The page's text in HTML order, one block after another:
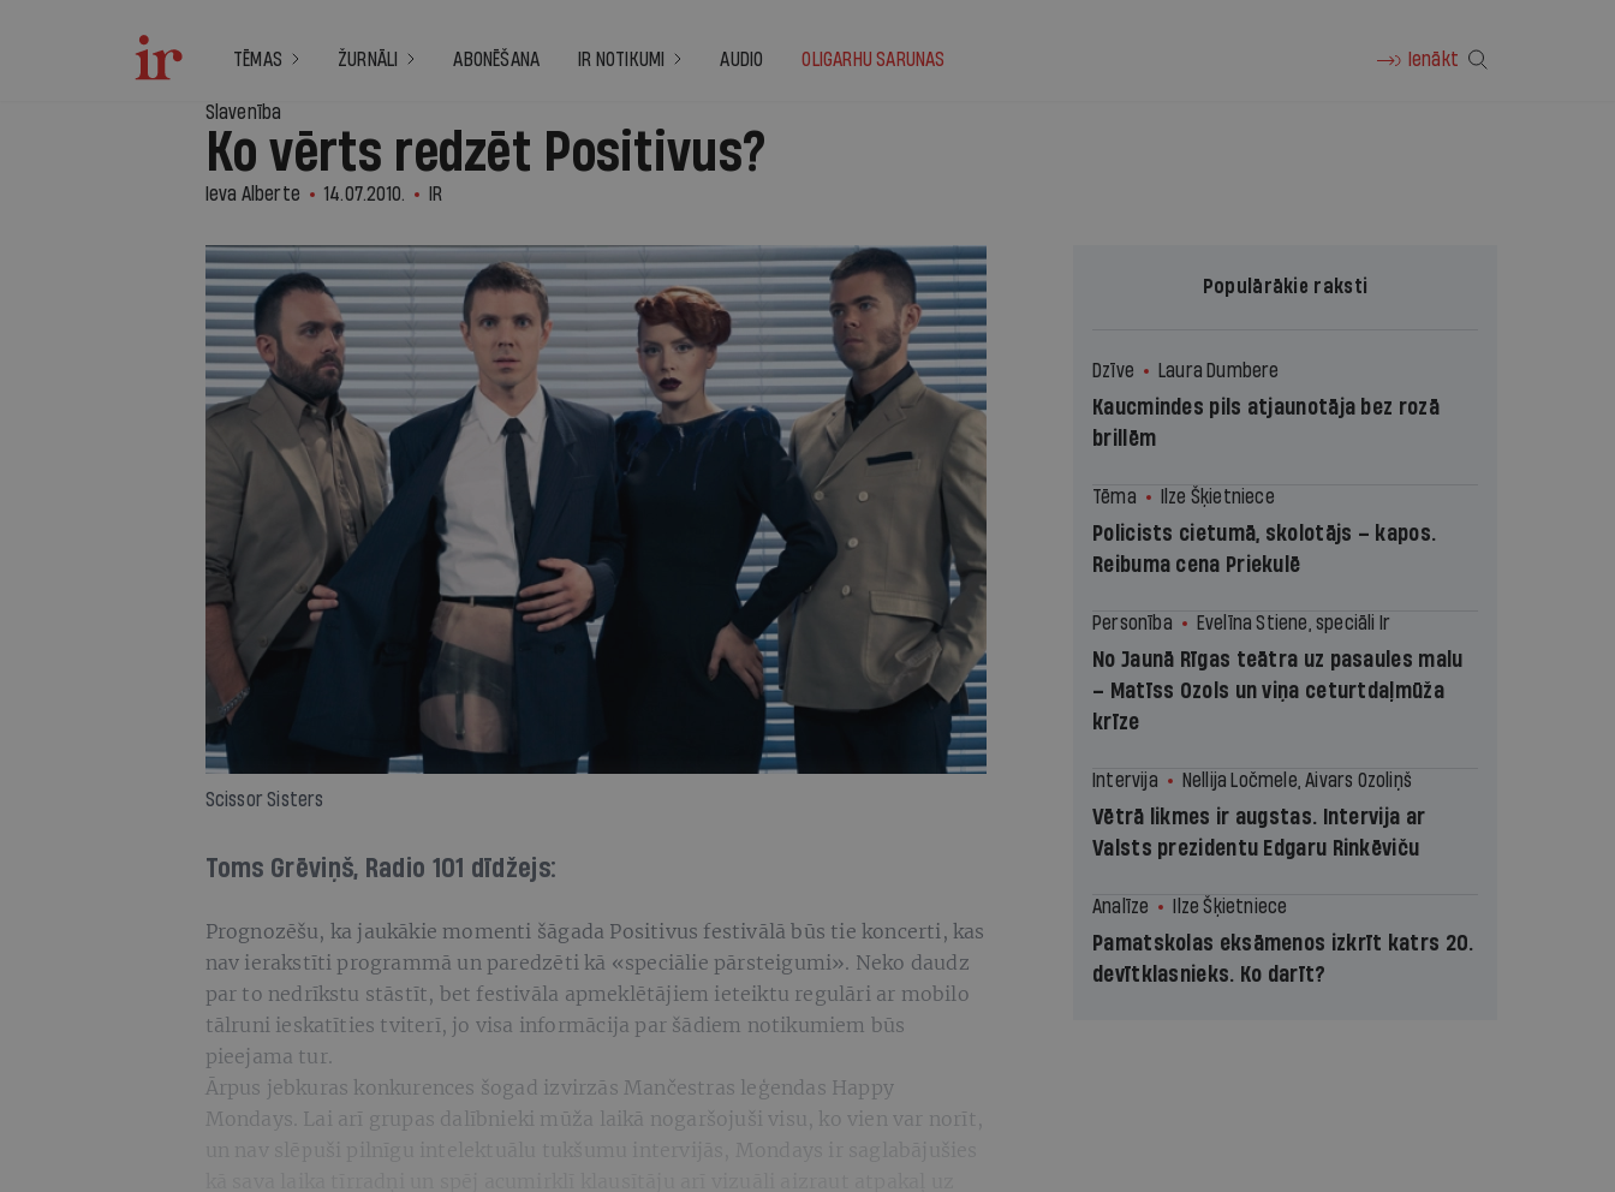
TĒMAS ŽURNĀLI ABONĒŠANA IR NOTIKUMI AUDIO OLIGARHU SARUNAS Ienākt
Slavenība
Ko vērts redzēt Positivus?
Ieva Alberte 14.07.2010. IR
Scissor Sisters
Toms Grēviņš, Radio 101 dīdžejs:
Prognozēšu, ka jaukākie momenti šāgada Positivus festivālā būs tie koncerti, kas
nav ierakstīti programmā un paredzēti kā «speciālie pārsteigumi». Neko daudz
par to nedrīkstu stāstīt, bet festivāla apmeklētājiem ieteiktu regulāri ar mobilo
tālruni ieskatīties tviterī, jo visa informācija par šādiem notikumiem būs
pieejama tur.
Ārpus jebkuras konkurences šogad izvirzās Mančestras leģendas Happy
Mondays. Lai arī grupas dalībnieki mūža laikā nogaršojuši visu, ko vien var norīt,
Populārākie raksti
Dzīve Laura Dumbere
Kaucmindes pils atjaunotāja bez rozā
brillēm
Tēma Ilze Šķietniece
Policists cietumā, skolotājs – kapos.
Reibuma cena Priekulē
Personība Evelīna Stiene, speciāli Ir
No Jaunā Rīgas teātra uz pasaules malu
– Matīss Ozols un viņa ceturtdaļmūža
krīze
Intervija Nellija Ločmele, Aivars Ozoliņš
Vētrā likmes ir augstas. Intervija ar
Valsts prezidentu Edgaru Rinkēviču
Analīze Ilze Šķietniece
Pamatskolas eksāmenos izkrīt katrs 20.
devītklasnieks. Ko darīt?